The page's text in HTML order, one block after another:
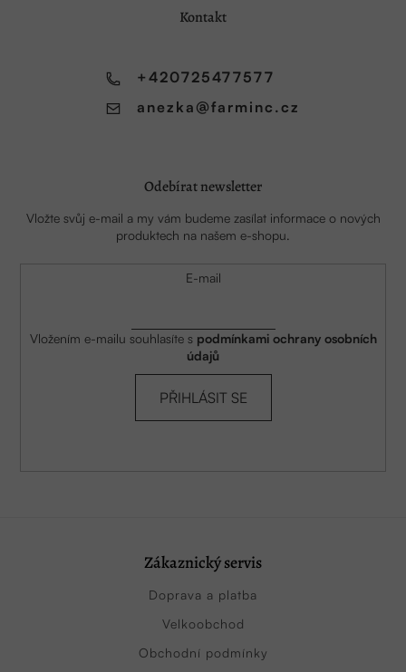
Kontakt
anezka @farminc.cz
+420725477577
Odebírat newsletter
Vložte svůj e-mail a my vám budeme zasílat informace o nových
produktech na našem e-shopu.
E-mail
Vložením e-mailu souhlasíte s podmínkami ochrany osobních
údajů
PŘIHLÁSIT SE
Zákaznický servis
Doprava a platba
Velkoobchod
Obchodní podmínky